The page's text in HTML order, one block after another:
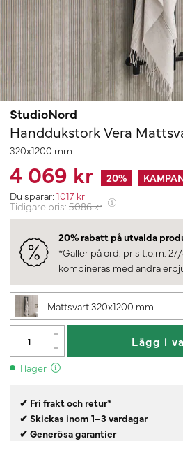
StudioNord
Handdukstork Vera
320x1200 mm
4 069 kr 20%
Du sparar: 1017 kr
Tidigare pris: 5086kr
20% rabatt på utvalda
*Gäller på ord. pris t.o.m.
kombineras med andra
Mattsvart 320x1200 mm
Lägg i
I lager
✔ Fri frakt och retur*
✔ Skickas inom 1–3 vardagar
✔ Generösa garantier